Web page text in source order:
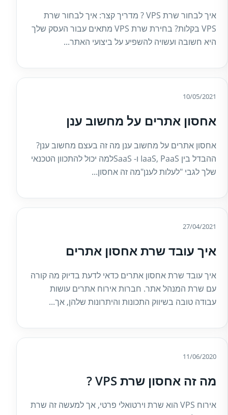
איך לבחור שרת VPS ? מדריך קצר: איך לבחור שרת
VPS בקלות? בחירת שרת VPS מתאים עבור העסק שלך
היא חשובה ועשויה להשפיע על ביצועי האתר...
10/05/2021
אחסון אתרים על מחשוב ענן
אחסון אתרים על מחשוב ענן מה זה בעצם מחשוב ענן?
ההבדל בין IaaS, PaaS ו- SaaSלמה יכול להתכוון הטכנאי
שלך לגבי "לעלות לענן"מה זה אחסון...
27/04/2021
איך עובד שרת אחסון אתרים
איך עובד שרת אחסון אתרים כדאי לדעת בדיוק מה קורה
עם שרת המנהל אתר. חברות אירוח אתרים עושות
עבודה טובה בשיווק התכונות והיתרונות שלהן, אך...
11/06/2020
מה זה אחסון שרת VPS ?
אירוח VPS הוא שרת וירטואלי פרטי, אך למעשה זה שרת